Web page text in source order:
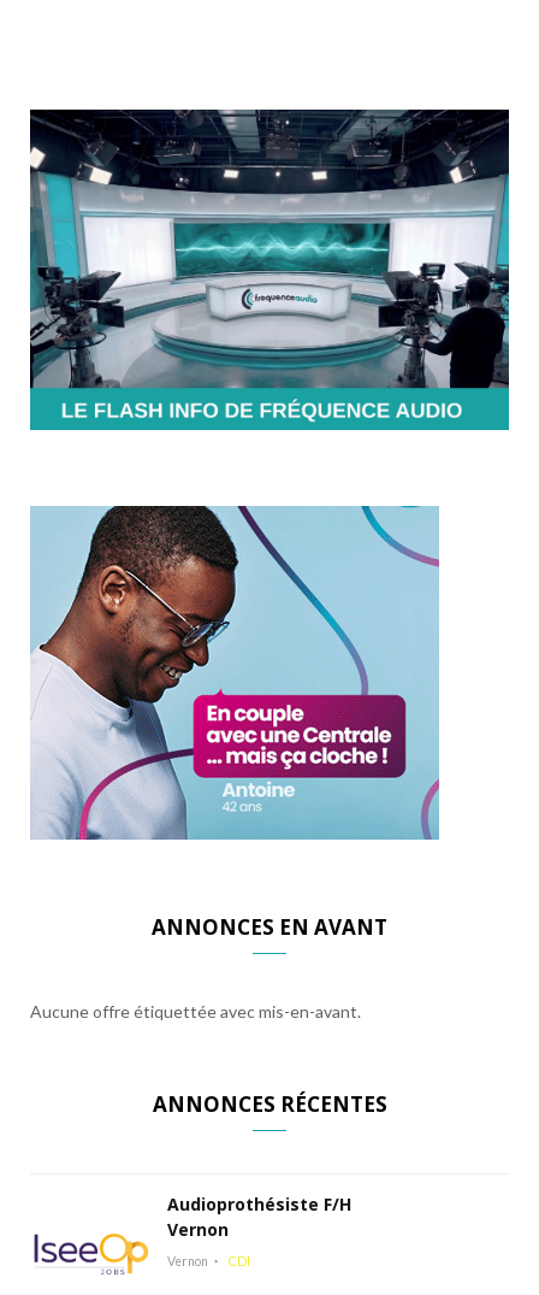
ANNONCES EN AVANT
Aucune offre étiquettée avec mis-en-avant.
ANNONCES RÉCENTES
Audioprothésiste F/H
Vernon
Vernon CDI